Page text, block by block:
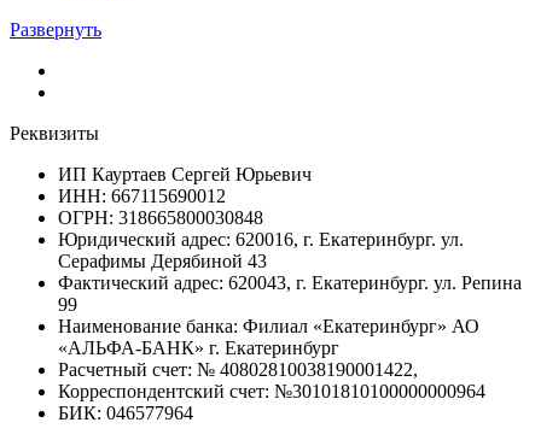
Развернуть
Реквизиты
ИП Кауртаев Сергей Юрьевич
ИНН: 667115690012
ОГРН: 318665800030848
Юридический адрес: 620016, г. Екатеринбург. ул.
Серафимы Дерябиной 43
Фактический адрес: 620043, г. Екатеринбург. ул. Репина
99
Наименование банка: Филиал «Екатеринбург» АО
«АЛЬФА-БАНК» г. Екатеринбург
Расчетный счет: № 40802810038190001422,
Корреспондентский счет: №30101810100000000964
БИК: 046577964